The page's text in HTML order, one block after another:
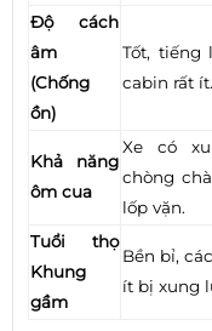
Độ cách
âm
(Chống
ồn)
Tốt, tiếng
cabin rất ít.
Khả năng
ôm cua
Xe có
chòng
lốp vặn.
Tuổi thọ
Khung
gầm
Bền bỉ,
ít bị xung